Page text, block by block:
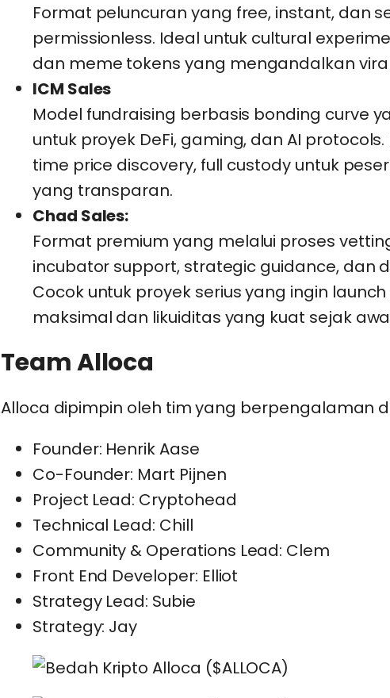
Format peluncuran yang free, instant, dan
permissionless. Ideal untuk cultural
dan meme tokens yang mengandalkan
ICM Sales
Model fundraising berbasis bonding curve
untuk proyek DeFi, gaming, dan AI
time price discovery, full custody untuk
yang transparan.
Chad Sales:
Format premium yang melalui proses
incubator support, strategic guidance, dan
Cocok untuk proyek serius yang ingin
maksimal dan likuiditas yang kuat sejak
Team Alloca
Alloca dipimpin oleh tim yang berpengalaman
Founder: Henrik Aase
Co-Founder: Mart Pijnen
Project Lead: Cryptohead
Technical Lead: Chill
Community & Operations Lead: Clem
Front End Developer: Elliot
Strategy Lead: Subie
Strategy: Jay